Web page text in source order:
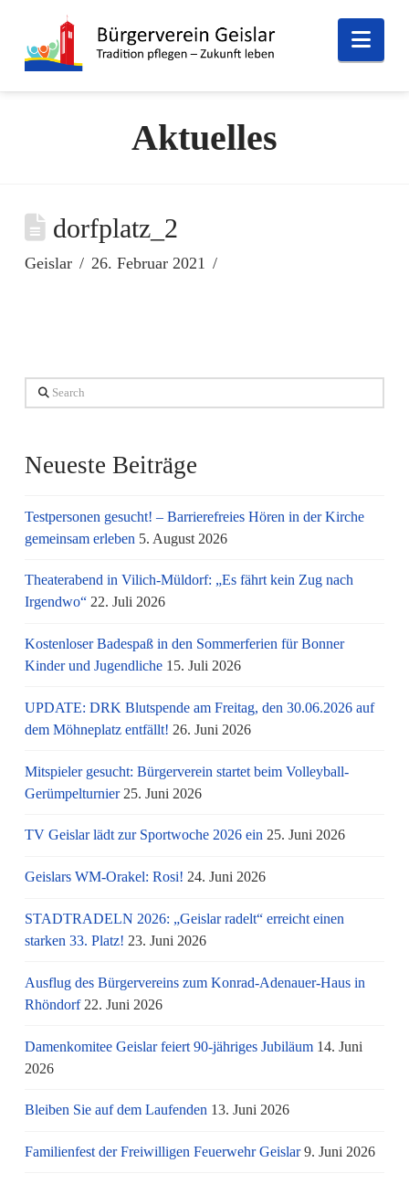
Aktuelles
dorfplatz_2
Geislar 26. Februar 2021
Search
Neueste Beiträge
Testpersonen gesucht! – Barrierefreies Hören in der Kirche
gemeinsam erleben 5. August 2026
Theaterabend in Vilich-Müldorf: „Es fährt kein Zug nach
Irgendwo“ 22. Juli 2026
Kostenloser Badespaß in den Sommerferien für Bonner
Kinder und Jugendliche 15. Juli 2026
UPDATE: DRK Blutspende am Freitag, den 30.06.2026 auf
dem Möhneplatz entfällt! 26. Juni 2026
Mitspieler gesucht: Bürgerverein startet beim Volleyball-
Gerümpelturnier 25. Juni 2026
TV Geislar lädt zur Sportwoche 2026 ein 25. Juni 2026
Geislars WM-Orakel: Rosi! 24. Juni 2026
STADTRADELN 2026: „Geislar radelt“ erreicht einen
starken 33. Platz! 23. Juni 2026
Ausflug des Bürgervereins zum Konrad-Adenauer-Haus in
Rhöndorf 22. Juni 2026
Damenkomitee Geislar feiert 90-jähriges Jubiläum 14. Juni
2026
Bleiben Sie auf dem Laufenden 13. Juni 2026
Familienfest der Freiwilligen Feuerwehr Geislar 9. Juni 2026